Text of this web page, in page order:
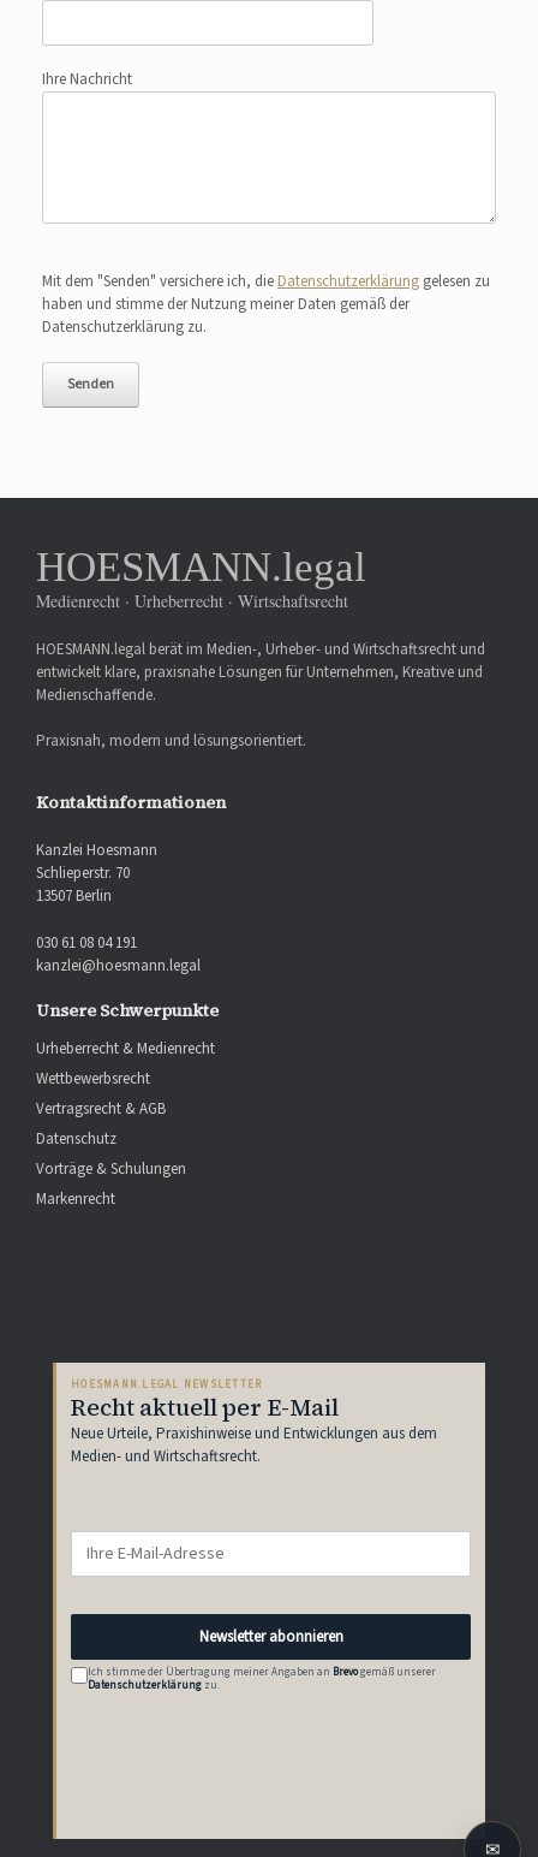
Ihre Nachricht
Mit dem "Senden" versichere ich, die Datenschutzerklärung gelesen zu
haben und stimme der Nutzung meiner Daten gemäß der
Datenschutzerklärung zu.
HOESMANN.legal
Medienrecht · Urheberrecht · Wirtschaftsrecht
HOESMANN.legal berät im Medien-, Urheber- und Wirtschaftsrecht und
entwickelt klare, praxisnahe Lösungen für Unternehmen, Kreative und
Medienschaffende.
Praxisnah, modern und lösungsorientiert.
Kontaktinformationen
Kanzlei Hoesmann
Schlieperstr. 70
13507 Berlin
030 61 08 04 191
kanzlei@hoesmann.legal
Unsere Schwerpunkte
Urheberrecht & Medienrecht
Wettbewerbsrecht
Vertragsrecht & AGB
Datenschutz
Vorträge & Schulungen
Markenrecht
HOESMANN.LEGAL NEWSLETTER
Recht aktuell per E-Mail
Neue Urteile, Praxishinweise und Entwicklungen aus dem
Medien- und Wirtschaftsrecht.
Newsletter abonnieren
Ich stimme der Übertragung meiner Angaben an Brevogemäß unserer
Datenschutzerklärung zu.
✉